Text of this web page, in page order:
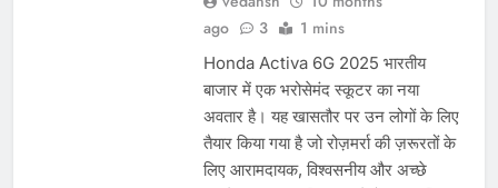
ago
3 1 mins
Honda Activa 6G 2025 भारतीय
बाजार में एक भरोसेमंद स्कूटर का नया
अवतार है। यह खासतौर पर उन लोगों के लिए
तैयार किया गया है जो रोज़मर्रा की ज़रूरतों के
लिए आरामदायक, विश्वसनीय और अच्छे